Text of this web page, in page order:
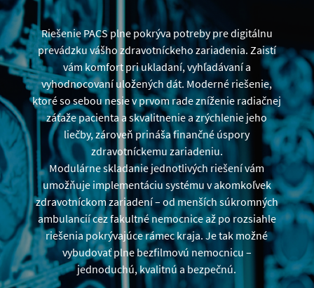
Riešenie PACS plne pokrýva potreby pre digitálnu
prevádzku vášho zdravotníckeho zariadenia. Zaistí
vám komfort pri ukladaní, vyhľadávaní a
vyhodnocovaní uložených dát. Moderné riešenie,
ktoré so sebou nesie v prvom rade zníženie radiačnej
záťaže pacienta a skvalitnenie a zrýchlenie jeho
liečby, zároveň prináša finančné úspory
zdravotníckemu zariadeniu.
Modulárne skladanie jednotlivých riešení vám
umožňuje implementáciu systému v akomkoľvek
zdravotníckom zariadení – od menších súkromných
ambulancií cez fakultné nemocnice až po rozsiahle
riešenia pokrývajúce rámec kraja. Je tak možné
vybudovať plne bezfilmovú nemocnicu –
jednoduchú, kvalitnú a bezpečnú.